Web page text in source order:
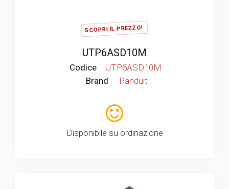
SCOPRI IL PREZZO!
UTP6ASD10M
Codice
UTP6ASD10M
Brand
Panduit
Disponibile su ordinazione